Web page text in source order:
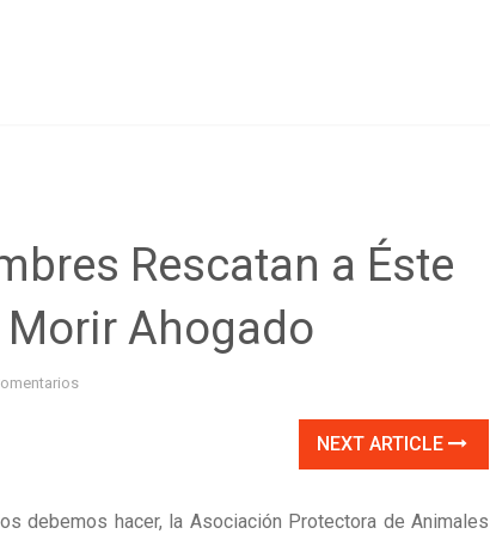
Rescatan a Éste
Ahogado
NEXT ARTICLE
debemos hacer, la Asociación Protectora de Animales